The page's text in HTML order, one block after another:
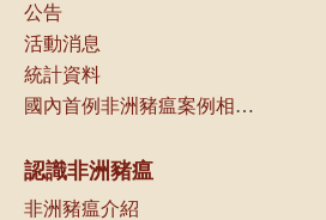
公告
活動消息
統計資料
國內首例非洲豬瘟案例相關資訊
認識非洲豬瘟
非洲豬瘟介紹